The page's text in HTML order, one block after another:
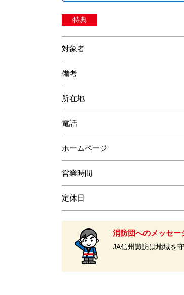
特典
対象者
備考
所在地
電話
ホームページ
営業時間
定休日
消防団へのメッセー
JA信州諏訪は地域を